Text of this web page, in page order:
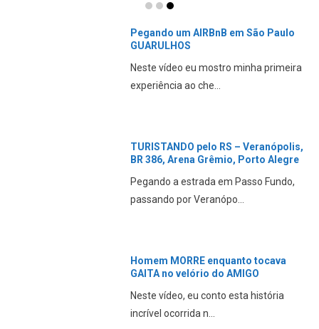
Pegando um AIRBnB em São Paulo
GUARULHOS
Neste vídeo eu mostro minha primeira
experiência ao che...
TURISTANDO pelo RS – Veranópolis,
BR 386, Arena Grêmio, Porto Alegre
Pegando a estrada em Passo Fundo,
passando por Veranópo...
Homem MORRE enquanto tocava
GAITA no velório do AMIGO
Neste vídeo, eu conto esta história
incrível ocorrida n...